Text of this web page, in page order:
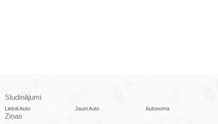
Sludinājumi
Lietoti Auto Jauni Auto Autonoma
Ziņas